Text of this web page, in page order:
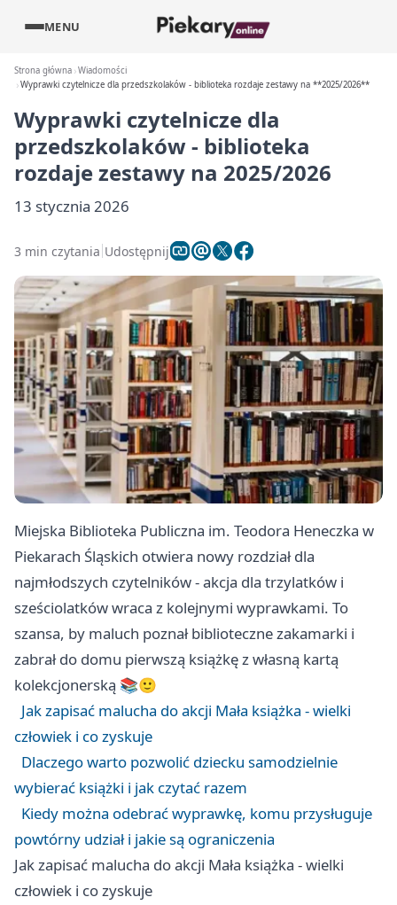
MENU
Strona główna Wiadomości
Wyprawki czytelnicze dla przedszkolaków - biblioteka rozdaje zestawy na **2025/2026**
Wyprawki czytelnicze dla
przedszkolaków - biblioteka
rozdaje zestawy na 2025/2026
13 stycznia 2026
3 min czytania Udostępnij
Miejska Biblioteka Publiczna im. Teodora Heneczka w
Piekarach Śląskich otwiera nowy rozdział dla
najmłodszych czytelników - akcja dla trzylatków i
sześciolatków wraca z kolejnymi wyprawkami. To
szansa, by maluch poznał biblioteczne zakamarki i
zabrał do domu pierwszą książkę z własną kartą
kolekcjonerską 📚🙂
Jak zapisać malucha do akcji Mała książka - wielki
człowiek i co zyskuje
Dlaczego warto pozwolić dziecku samodzielnie
wybierać książki i jak czytać razem
Kiedy można odebrać wyprawkę, komu przysługuje
powtórny udział i jakie są ograniczenia
Jak zapisać malucha do akcji Mała książka - wielki
człowiek i co zyskuje